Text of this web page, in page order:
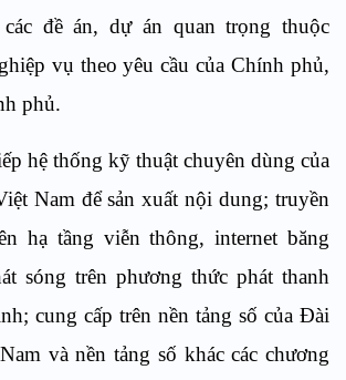
đề án, dự án quan trọng thuộc
vụ theo yêu cầu của Chính phủ,
phủ.
hệ thống kỹ thuật chuyên dùng của
Nam để sản xuất nội dung; truyền
hạ tầng viễn thông, internet băng
sóng trên phương thức phát thanh
cung cấp trên nền tảng số của Đài
và nền tảng số khác các chương